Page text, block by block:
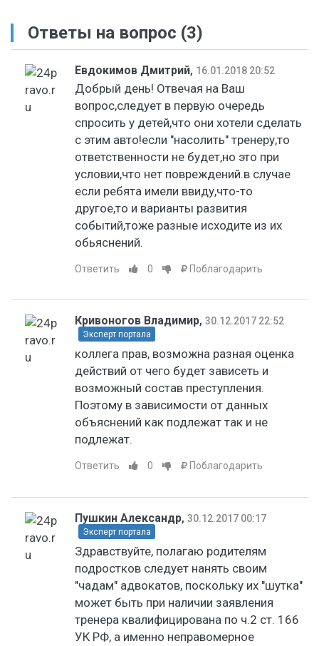
Ответы на вопрос (3)
Евдокимов Дмитрий, 16.01.2018 20:52
Добрый день! Отвечая на Ваш
вопрос,следует в первую очередь
спросить у детей,что они хотели сделать
с этим авто!если "насолить" тренеру,то
ответственности не будет,но это при
условии,что нет повреждений.в случае
если ребята имели ввиду,что-то
другое,то и варианты развития
событий,тоже разные исходите из их
обьяснений.
Ответить 0 Поблагодарить
Кривоногов Владимир, 30.12.2017 22:52
Эксперт портала
коллега прав, возможна разная оценка
действий от чего будет зависеть и
возможный состав преступления.
Поэтому в зависимости от данных
объяснений как подлежат так и не
подлежат.
Ответить 0 Поблагодарить
Пушкин Александр, 30.12.2017 00:17
Эксперт портала
Здравствуйте, полагаю родителям
подростков следует нанять своим
"чадам" адвокатов, поскольку их "шутка"
может быть при наличии заявления
тренера квалифицирована по ч.2 ст. 166
УК РФ, а именно неправомерное